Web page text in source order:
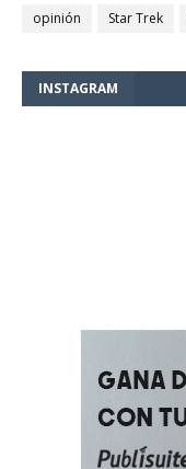
opinión
Star Trek
INSTAGRAM